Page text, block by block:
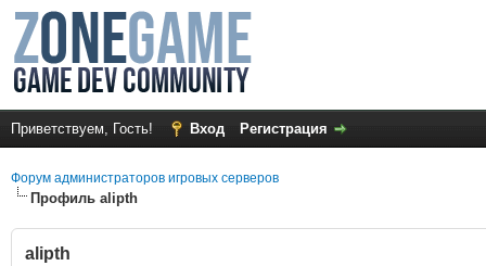
Приветствуем, Гость! Вход Регистрация
Форум администраторов игровых серверов
Профиль alipth
alipth